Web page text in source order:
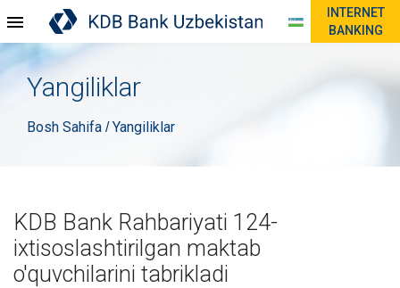
INTERNET
BANKING
Yangiliklar
Bosh Sahifa /Yangiliklar
KDB Bank Rahbariyati 124-
ixtisoslashtirilgan maktab
o'quvchilarini tabrikladi